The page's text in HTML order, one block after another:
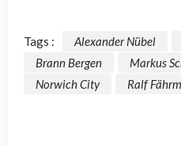
Tags : Alexander Nübel
Brann Bergen
Markus
Norwich City
Ralf